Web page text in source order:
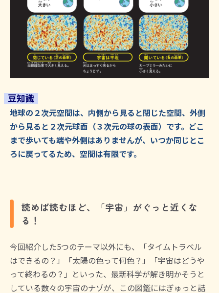
豆知識
地球の２次元空間は、内側から見ると閉じた空間、外側
から見ると２次元球面（３次元の球の表面）です。どこ
まで歩いても端や外側はありませんが、いつか同じとこ
ろに戻ってるため、空間は有限です。
読めば読むほど、「宇宙」がぐっと近くな
る！
今回紹介した5つのテーマ以外にも、「タイムトラベル
はできるの？」「太陽の色って何色？」「宇宙はどうや
って終わるの？」といった、最新科学が解き明かそうと
している数々の宇宙のナゾが、この図鑑にはぎゅっと詰